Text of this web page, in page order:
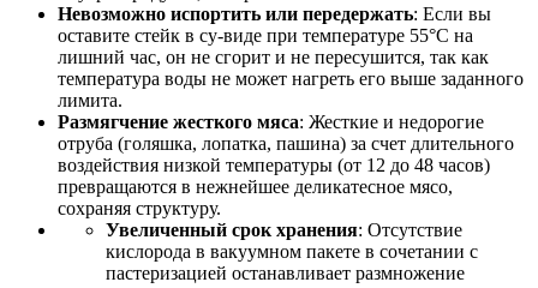
Невозможно испортить или передержать: Если вы
оставите стейк в су-виде при температуре 55°C на
лишний час, он не сгорит и не пересушится, так как
температура воды не может нагреть его выше заданного
лимита.
Размягчение жесткого мяса: Жесткие и недорогие
отруба (голяшка, лопатка, пашина) за счет длительного
воздействия низкой температуры (от 12 до 48 часов)
превращаются в нежнейшее деликатесное мясо,
сохраняя структуру.
Увеличенный срок хранения: Отсутствие
кислорода в вакуумном пакете в сочетании с
пастеризацией останавливает размножение